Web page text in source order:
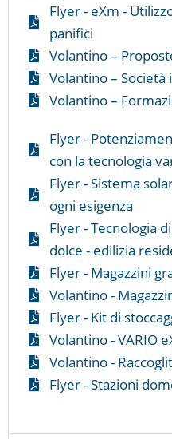
Flyer - eXm -
panifici
Volantino –
Volantino –
Volantino –
Flyer -
con la tecnologia
Flyer - Sistema
ogni esigenza
Flyer - Tecnologia
dolce - edilizia
Flyer - Magazzini
Volantino -
Flyer - Kit di
Volantino - VARIO
Volantino -
Flyer - Stazioni